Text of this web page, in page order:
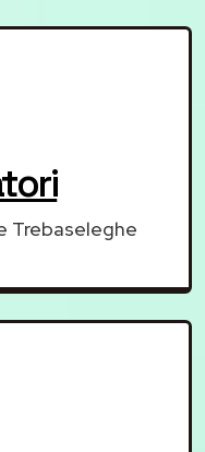
Trebaseleghe